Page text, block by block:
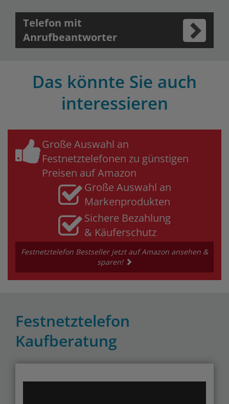
Telefon mit
Anrufbeantworter
Das könnte Sie auch
interessieren
Große Auswahl an
Festnetztelefonen zu günstigen
Preisen auf Amazon
Große Auswahl an
Markenprodukten
Sichere Bezahlung
& Käuferschutz
Festnetztelefon Bestseller jetzt auf Amazon ansehen &
sparen!
Festnetztelefon
Kaufberatung